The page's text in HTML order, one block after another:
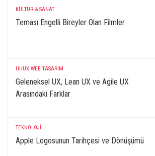
KÜLTÜR & SANAT
Teması Engelli Bireyler Olan Filmler
UI/UX WEB TASARIM
Geleneksel UX, Lean UX ve Agile UX
Arasındaki Farklar
TEKNOLOJİ
Apple Logosunun Tarihçesi ve Dönüşümü